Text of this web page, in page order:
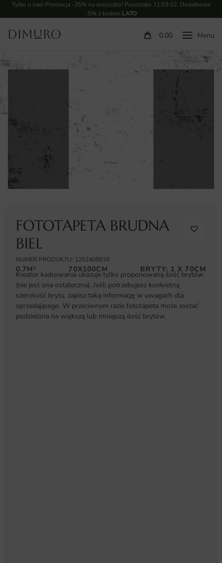
Tylko u nas! Promocja -35% na wszystko! Pozostało 11:03:02. Dodatkowe
-5% z kodem LATO
0.00
FOTOTAPETA BRUDNA
BIEL
NUMER PRODUKTU: 1252409818
0.7M² 70X100CM BRYTY: 1 X 70CM
Kreator kadrowania ukazuje tylko proponowaną ilość brytów
(nie jest ona ostateczna). Jeśli potrzebujesz konkretną
szerokość brytu, zapisz taką informację w uwagach dla
sprzedającego. W przeciwnym razie fototapeta może zostać
podzielona na większą lub mniejszą ilość brytów.